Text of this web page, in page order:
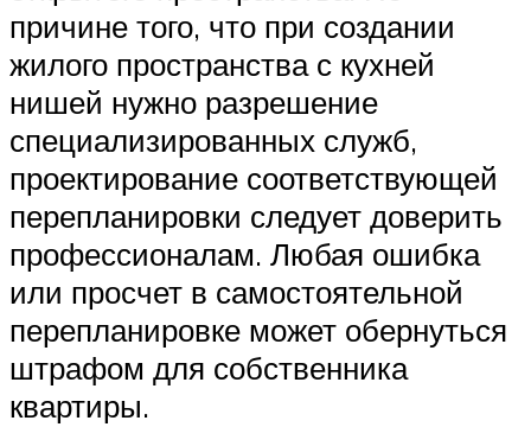
причине того, что при создании
жилого пространства с кухней
нишей нужно разрешение
специализированных служб,
проектирование соответствующей
перепланировки следует доверить
профессионалам. Любая ошибка
или просчет в самостоятельной
перепланировке может обернуться
штрафом для собственника
квартиры.